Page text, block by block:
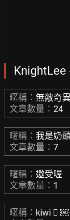
KnightLee
暱稱： 無敵奇
文章數量： 24
暱稱： 我是奶
文章數量： 7
暱稱： 邀受喔
文章數量： 1
暱稱： kiwi ￾